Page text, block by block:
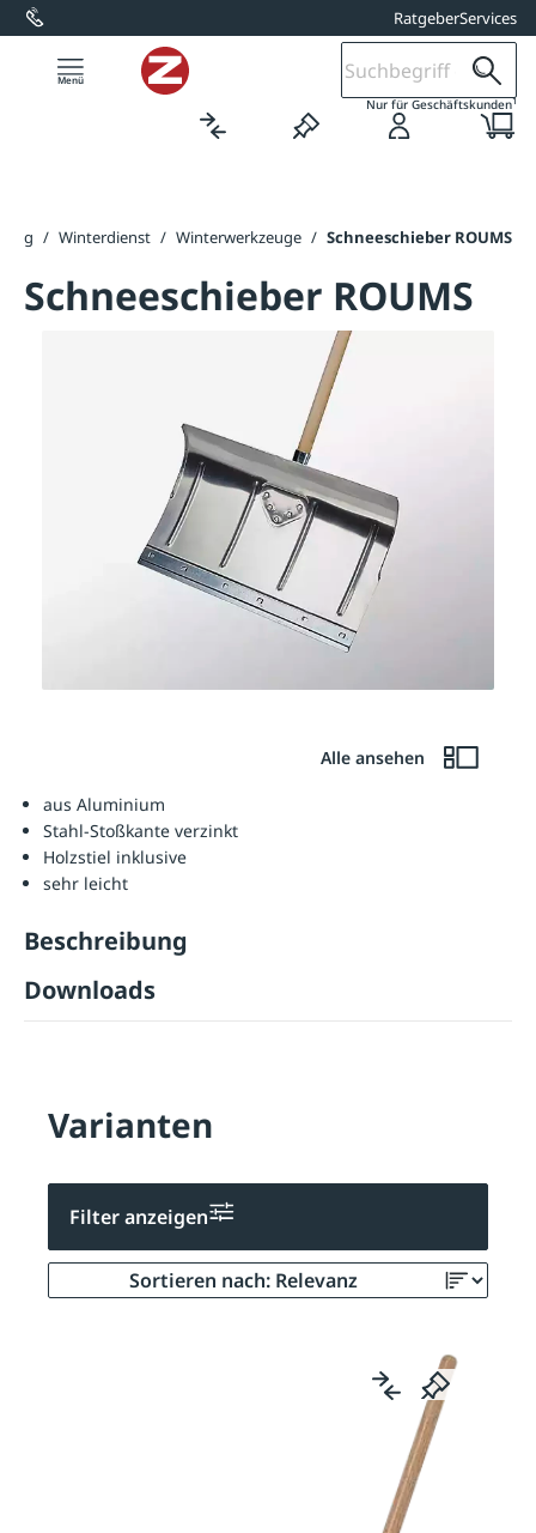
springen RatgeberServices
Nur für Geschäftskunden1
/ Winterdienst / Winterwerkzeuge / Schneeschieber ROUMS
Schneeschieber ROUMS
Alle ansehen
aus Aluminium
Stahl-Stoßkante verzinkt
Holzstiel inklusive
sehr leicht
Beschreibung
Downloads
Varianten
Filter anzeigen